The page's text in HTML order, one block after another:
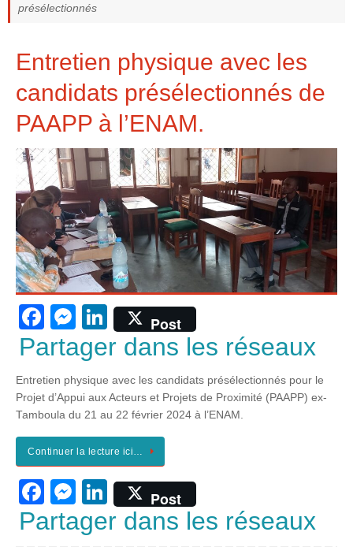
présélectionnés
Entretien physique avec les
candidats présélectionnés de
PAAPP à l’ENAM.
F
a
e
b
o
o
k
M
e
ss
e
n
g
er
Li
n
e
dI
n
Post
Partager dans les réseaux
Entretien physique avec les candidats présélectionnés pour le
Projet d’Appui aux Acteurs et Projets de Proximité (PAAPP) ex-
Tamboula du 21 au 22 février 2024 à l’ENAM.
Continuer la lecture ici…
F
a
M
e
ss
Li
n
Post
Partager dans les réseaux